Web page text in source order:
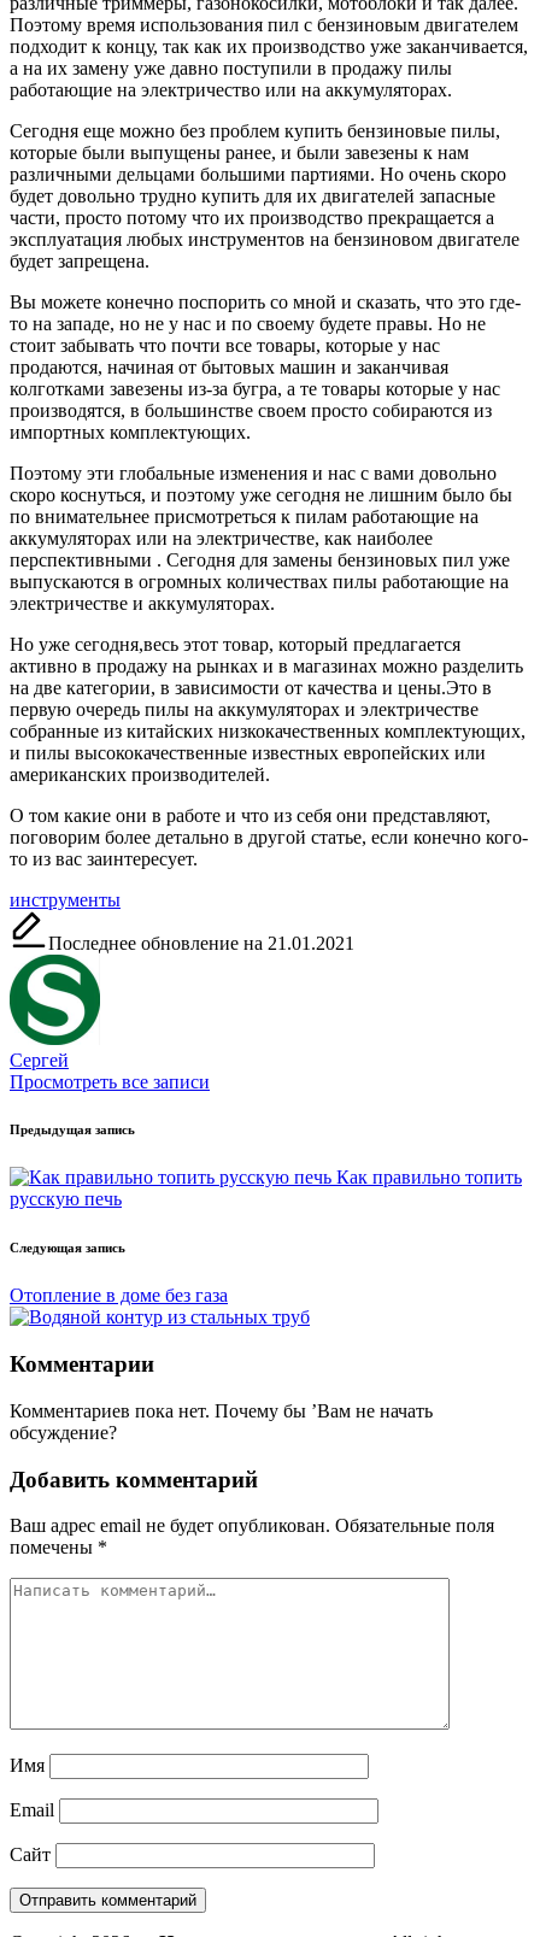
Поэтому время использования пил с бензиновым двигателем
подходит к концу, так как их производство уже заканчивается,
а на их замену уже давно поступили в продажу пилы
работающие на электричество или на аккумуляторах.
Сегодня еще можно без проблем купить бензиновые пилы,
которые были выпущены ранее, и были завезены к нам
различными дельцами большими партиями. Но очень скоро
будет довольно трудно купить для их двигателей запасные
части, просто потому что их производство прекращается а
эксплуатация любых инструментов на бензиновом двигателе
будет запрещена.
Вы можете конечно поспорить со мной и сказать, что это где-
то на западе, но не у нас и по своему будете правы. Но не
стоит забывать что почти все товары, которые у нас
продаются, начиная от бытовых машин и заканчивая
колготками завезены из-за бугра, а те товары которые у нас
производятся, в большинстве своем просто собираются из
импортных комплектующих.
Поэтому эти глобальные изменения и нас с вами довольно
скоро коснуться, и поэтому уже сегодня не лишним было бы
по внимательнее присмотреться к пилам работающие на
аккумуляторах или на электричестве, как наиболее
перспективными . Сегодня для замены бензиновых пил уже
выпускаются в огромных количествах пилы работающие на
электричестве и аккумуляторах.
Но уже сегодня,весь этот товар, который предлагается
активно в продажу на рынках и в магазинах можно разделить
на две категории, в зависимости от качества и цены.Это в
первую очередь пилы на аккумуляторах и электричестве
собранные из китайских низкокачественных комплектующих,
и пилы высококачественные известных европейских или
американских производителей.
О том какие они в работе и что из себя они представляют,
поговорим более детально в другой статье, если конечно кого-
то из вас заинтересует.
Метки:
инструменты
Последнее обновление на 21.01.2021
Сергей
Просмотреть все записи
Навигация
записи
Предыдущая запись
Как правильно топить
русскую печь
Следующая запись
Отопление в доме без газа
Комментарии
Комментариев пока нет. Почему бы ’Вам не начать
обсуждение?
Добавить комментарий
Ваш адрес email не будет опубликован. Обязательные поля
помечены *
Имя
Email
Сайт